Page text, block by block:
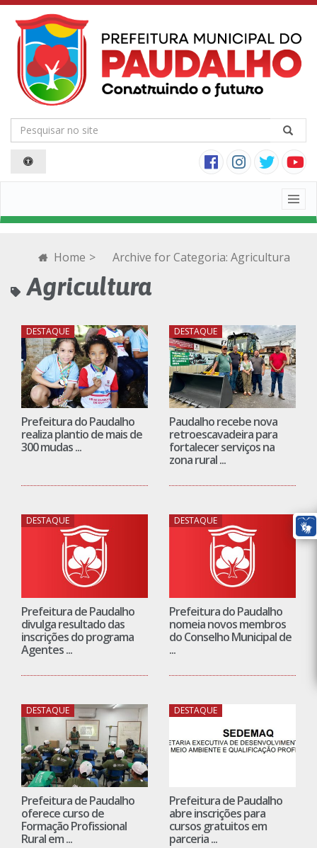
Home > Archive forCategoria: Agricultura
Agricultura
DESTAQUE
Prefeitura do Paudalho
realiza plantio de mais de
300 mudas ...
DESTAQUE
Paudalho recebe nova
retroescavadeira para
fortalecer serviços na
zona rural ...
DESTAQUE
Prefeitura de Paudalho
divulga resultado das
inscrições do programa
Agentes ...
DESTAQUE
Prefeitura do Paudalho
nomeia novos membros
do Conselho Municipal de
...
DESTAQUE
Prefeitura de Paudalho
oferece curso de
Formação Profissional
Rural em ...
DESTAQUE
Prefeitura de Paudalho
abre inscrições para
cursos gratuitos em
parceria ...